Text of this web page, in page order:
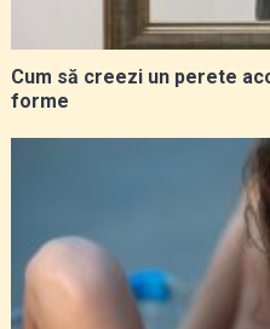
Cum să creezi un perete
forme